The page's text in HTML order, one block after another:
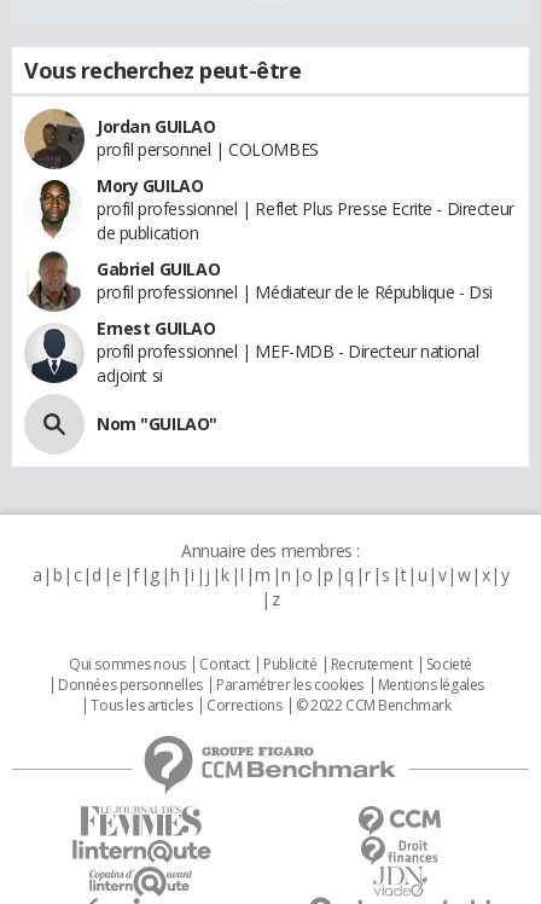
Vous recherchez peut-être
Jordan GUILAO
profil personnel | COLOMBES
Mory GUILAO
profil professionnel | Reflet Plus Presse Ecrite - Directeur
de publication
Gabriel GUILAO
profil professionnel | Médiateur de le République - Dsi
Ernest GUILAO
profil professionnel | MEF-MDB - Directeur national
adjoint si
Nom "GUILAO"
Annuaire des membres :
a b c d e f g h i j k l m n o p q r s t u v w x y
z
Qui sommes nous Contact Publicité Recrutement
Societé
Données personnelles
Paramétrer les cookies
Mentions légales
Tous les articles
Corrections © 2022 CCM Benchmark